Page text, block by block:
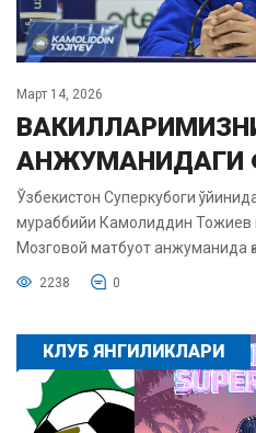
Март 14, 2026
АНЖУМАНИДАГИ
Ўзбекистон Суперкубоги
мураббийи Камолиддин Тожиев
Мозговой матбуот анжуманида
2238 0
КЛУБ ЯНГИЛИКЛАРИ